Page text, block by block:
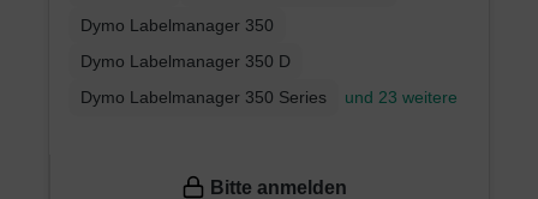
Dymo Labelmanager 350
Dymo Labelmanager 350 D
Dymo Labelmanager 350 Series
und 23 weitere
Bitte anmelden